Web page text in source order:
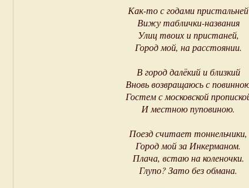
Как-то с годами пристальней
Вижу таблички-названия
Улиц твоих и пристаней,
Город мой, на расстоянии.
В город далёкий и близкий
Вновь возвращаюсь с
Гостем с московской
И местною пуповиною.
Поезд считает тоннельчики,
Город мой за Инкерманом.
Плача, встаю на коленочки.
Глупо? Зато без обмана.